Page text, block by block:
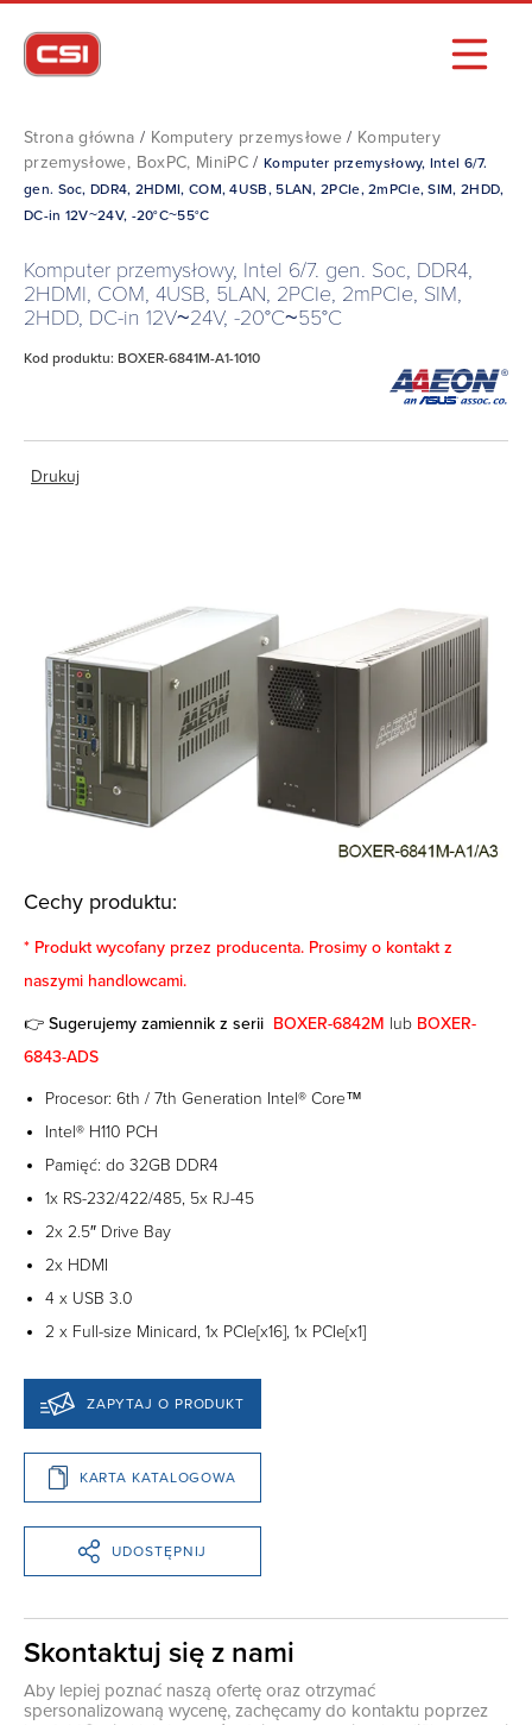
Strona główna / Komputery przemysłowe / Komputery
przemysłowe, BoxPC, MiniPC /Komputer przemysłowy, Intel 6/7.
gen. Soc, DDR4, 2HDMI, COM, 4USB, 5LAN, 2PCIe, 2mPCle, SIM, 2HDD,
DC-in 12V~24V, -20°C~55°C
Komputer przemysłowy, Intel 6/7. gen. Soc, DDR4,
2HDMI, COM, 4USB, 5LAN, 2PCIe, 2mPCle, SIM,
2HDD, DC-in 12V~24V, -20°C~55°C
Kod produktu: BOXER-6841M-A1-1010
Drukuj
Cechy produktu:
* Produkt wycofany przez producenta. Prosimy o kontakt z
naszymi handlowcami.
👉 Sugerujemy zamiennik z serii BOXER-6842M lub BOXER-
6843-ADS
Procesor: 6th / 7th Generation Intel® Core™
Intel® H110 PCH
Pamięć: do 32GB DDR4
1x RS-232/422/485, 5x RJ-45
2x 2.5″ Drive Bay
2x HDMI
4 x USB 3.0
2 x Full-size Minicard, 1x PCIe[x16], 1x PCIe[x1]
ZAPYTAJ O PRODUKT
KARTA KATALOGOWA
UDOSTĘPNIJ
Skontaktuj się z nami
Aby lepiej poznać naszą ofertę oraz otrzymać
spersonalizowaną wycenę, zachęcamy do kontaktu poprzez